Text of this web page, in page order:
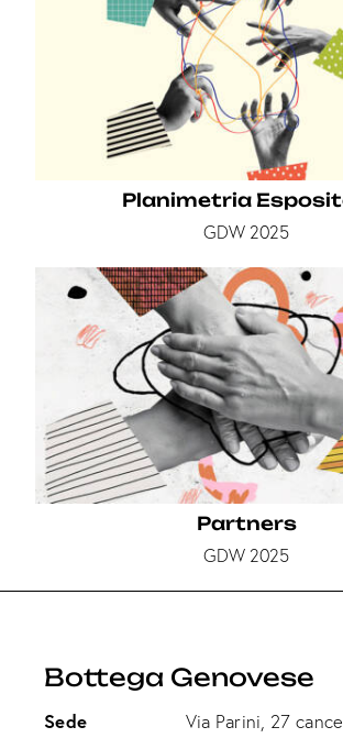
Planimetria
GDW 2025
Partners
GDW 2025
Bottega Genovese
Sede
Via Parini, 27